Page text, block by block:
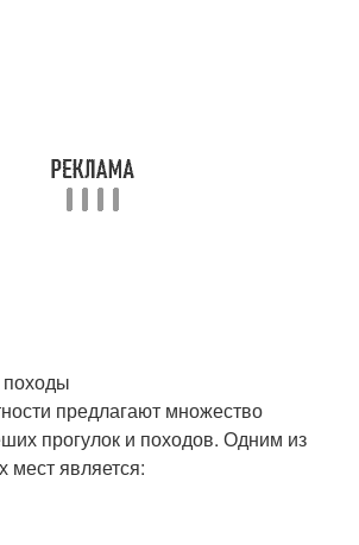
предлагают множество
прогулок и походов. Одним из
является: